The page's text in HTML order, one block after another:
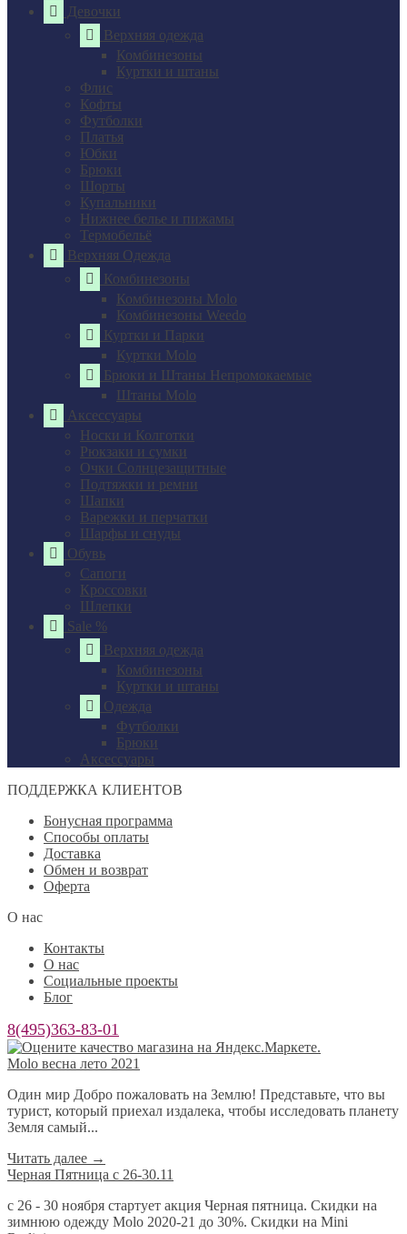
Девочки
Верхняя одежда
Комбинезоны
Куртки и штаны
Флис
Кофты
Футболки
Платья
Юбки
Брюки
Шорты
Купальники
Нижнее белье и пижамы
Термобельё
Верхняя Одежда
Комбинезоны
Комбинезоны Molo
Комбинезоны Weedo
Куртки и Парки
Куртки Molo
Брюки и Штаны Непромокаемые
Штаны Molo
Аксессуары
Носки и Колготки
Рюкзаки и сумки
Очки Солнцезащитные
Подтяжки и ремни
Шапки
Варежки и перчатки
Шарфы и снуды
Обувь
Сапоги
Кроссовки
Шлепки
Sale %
Верхняя одежда
Комбинезоны
Куртки и штаны
Одежда
Футболки
Брюки
Аксессуары
ПОДДЕРЖКА КЛИЕНТОВ
Бонусная программа
Способы оплаты
Доставка
Обмен и возврат
Оферта
О нас
Контакты
О нас
Социальные проекты
Блог
8(495)363-83-01
Molo весна лето 2021
Один мир Добро пожаловать на Землю! Представьте, что вы
турист, который приехал издалека, чтобы исследовать планету
Земля самый...
Читать далее →
Черная Пятница с 26-30.11
с 26 - 30 ноября стартует акция Черная пятница. Скидки на
зимнюю одежду Molo 2020-21 до 30%. Скидки на Mini